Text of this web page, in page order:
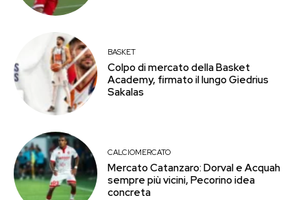
BASKET
Colpo di mercato della Basket
Academy, firmato il lungo Giedrius
Sakalas
CALCIOMERCATO
Mercato Catanzaro: Dorval e Acquah
sempre più vicini, Pecorino idea
concreta